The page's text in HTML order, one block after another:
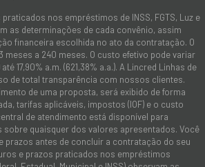
nos empréstimos de INSS, FGTS, Luz e
as determinações de cada convênio, assim
financeira escolhida no ato da contratação. O
meses a 240 meses. O custo efetivo pode variar
17,90% a.m. (621,38% a.a.). A Lincred Linhas de
de total transparência com nossos clientes.
de uma proposta, será exibido de forma
tarifas aplicáveis, impostos (IOF) e o custo
de atendimento está disponível para
sobre quaisquer dos valores apresentados. Você
prazos antes de concluir a contratação do seu
e prazos praticados nos empréstimos